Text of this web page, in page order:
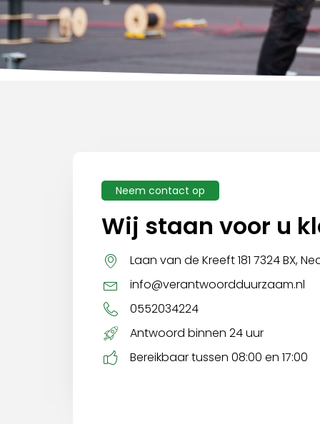
Neem contact op
Wij staan voor u
Laan van de Kreeft 181 7324 BX,
info@verantwoordduurzaam.nl
0552034224
Antwoord binnen 24 uur
Bereikbaar tussen 08:00 en 17:00